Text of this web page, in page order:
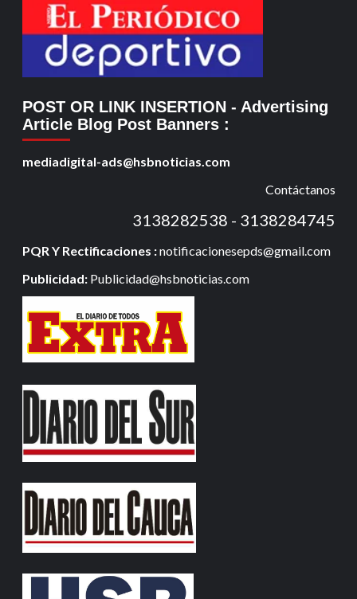
POST OR LINK INSERTION - Advertising
Article Blog Post Banners :
mediadigital-ads@hsbnoticias.com
Contáctanos
3138282538 - 3138284745
PQR Y Rectificaciones :notificacionesepds@gmail.com
Publicidad: Publicidad@hsbnoticias.com